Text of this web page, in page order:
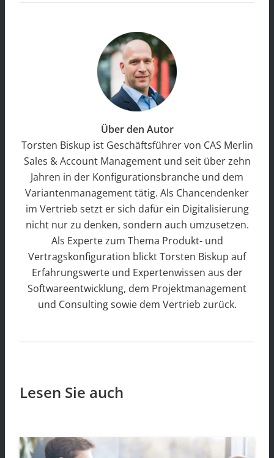
Über den Autor
Torsten Biskup ist Geschäftsführer von CAS Merlin
Sales & Account Management und seit über zehn
Jahren in der Konfigurationsbranche und dem
Variantenmanagement tätig. Als Chancendenker
im Vertrieb setzt er sich dafür ein Digitalisierung
nicht nur zu denken, sondern auch umzusetzen.
Als Experte zum Thema Produkt- und
Vertragskonfiguration blickt Torsten Biskup auf
Erfahrungswerte und Expertenwissen aus der
Softwareentwicklung, dem Projektmanagement
und Consulting sowie dem Vertrieb zurück.
Lesen Sie auch